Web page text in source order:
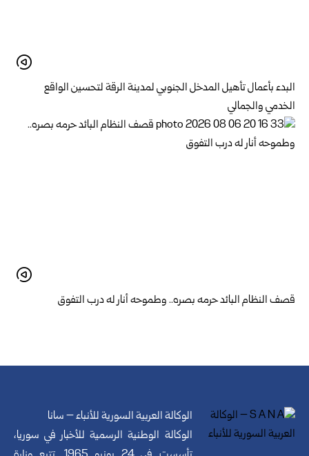
البدء بأعمال تأهيل المدخل الجنوبي لمدينة الرقة لتحسين الواقع
الخدمي والجمالي
قصف النظام البائد حرمه بصره.. وطموحه أنار له درب التفوق
الوكالة العربية السورية للأنباء – سانا
الوكالة الوطنية الرسمية للأخبار في سوريا،